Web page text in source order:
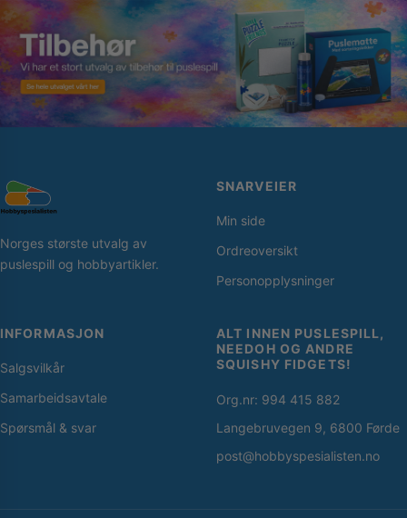
Norges største utvalg av
puslespill og hobbyartikler.
SNARVEIER
Min side
Ordreoversikt
Personopplysninger
INFORMASJON
Salgsvilkår
Samarbeidsavtale
Spørsmål & svar
ALT INNEN PUSLESPILL,
NEEDOH OG ANDRE
SQUISHY FIDGETS!
Org.nr: 994 415 882
Langebruvegen 9, 6800 Førde
post@hobbyspesialisten.no